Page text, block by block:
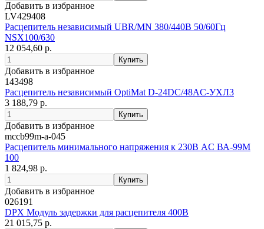
Добавить в избранное
LV429408
Расцепитель независимый UBR/MN 380/440В 50/60Гц
NSX100/630
12 054,60 р.
Добавить в избранное
143498
Расцепитель независимый OptiMat D-24DC/48AC-УХЛ3
3 188,79 р.
Добавить в избранное
mccb99m-a-045
Расцепитель минимального напряжения к 230В AC ВА-99М
100
1 824,98 р.
Добавить в избранное
026191
DPX Модуль задержки для расцепителя 400В
21 015,75 р.